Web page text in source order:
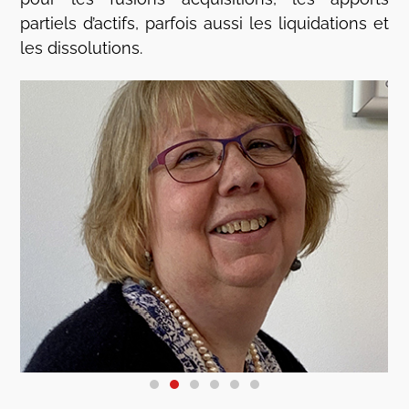
partiels d’actifs, parfois aussi les liquidations et
les dissolutions.